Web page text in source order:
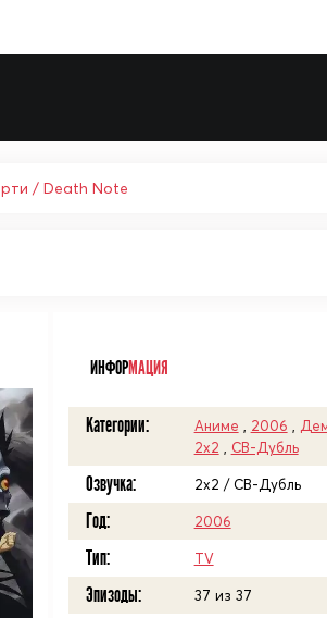
/ Death Note
ИНФОРМАЦИЯ
Категории: Аниме 2006
2x2
СВ-Дубль
Озвучка: 2x2 / СВ-Дубль
Год: 2006
Тип: TV
Эпизоды: 37 из 37